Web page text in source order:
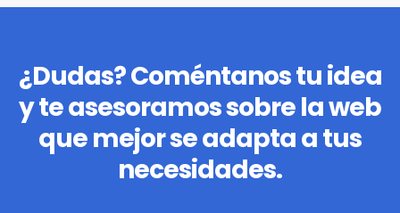
¿Dudas? Coméntanos tu idea
y te asesoramos sobre la web
que mejor se adapta a tus
necesidades.